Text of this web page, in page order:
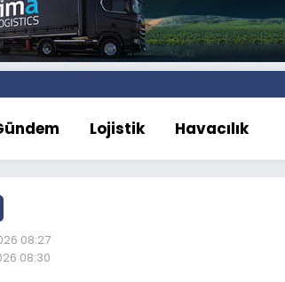
Lojistik Havacılık
08:27
08:30